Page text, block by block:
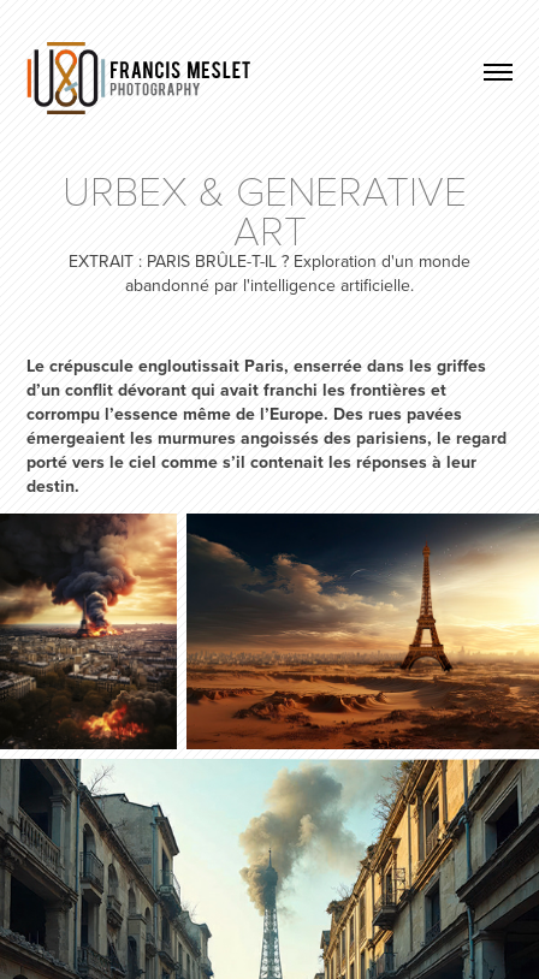
URBEX & GENERATIVE
ART
EXTRAIT : PARIS BRÛLE-T-IL ? Exploration d'un monde
abandonné par l'intelligence artificielle.
Le crépuscule engloutissait Paris, enserrée dans les griffes
d’un conflit dévorant qui avait franchi les frontières et
corrompu l’essence même de l’Europe. Des rues pavées
émergeaient les murmures angoissés des parisiens, le regard
porté vers le ciel comme s’il contenait les réponses à leur
destin.